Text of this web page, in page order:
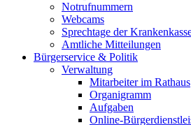
Notrufnummern
Webcams
Sprechtage der
Amtliche Mitteilungen
Bürgerservice & Politik
Verwaltung
Mitarbeiter im Rathaus
Organigramm
Aufgaben
Online-